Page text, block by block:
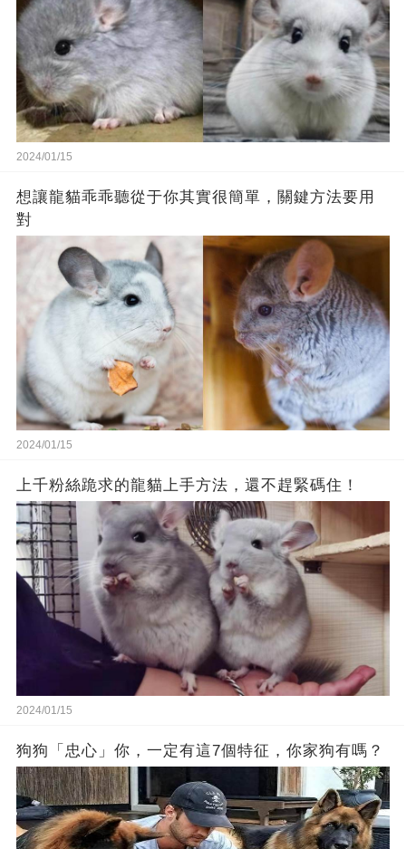
2024/01/15
想讓龍貓乖乖聽從于你其實很簡單，關鍵方法要用
對
2024/01/15
上千粉絲跪求的龍貓上手方法，還不趕緊碼住！
2024/01/15
狗狗「忠心」你，一定有這7個特征，你家狗有嗎？